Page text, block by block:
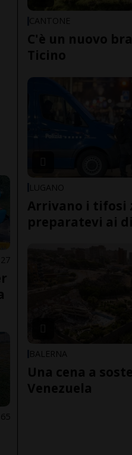
27
65
CANTONE
C'è un nuovo
Ticino
LUGANO
Arrivano i tifosi
preparatevi ai
BALERNA
Una cena a
Venezuela